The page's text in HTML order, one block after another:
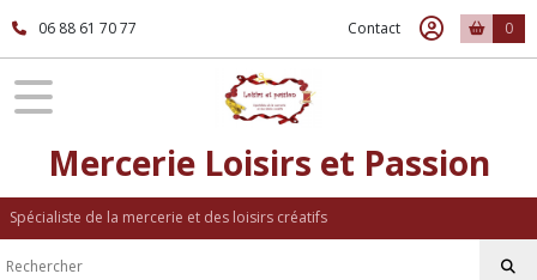
06 88 61 70 77 Contact 0
Mercerie Loisirs et Passion
Spécialiste de la mercerie et des loisirs créatifs